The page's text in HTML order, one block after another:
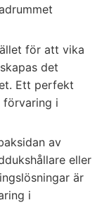
för att vika
det
Ett perfekt
i
av
eller
är
i